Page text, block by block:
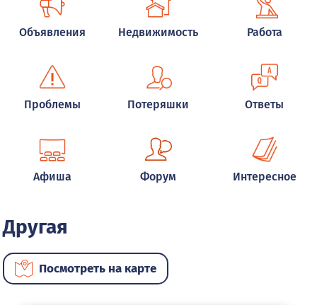
Объявления Недвижимость Работа
Проблемы Потеряшки Ответы
Афиша Форум Интересное
Другая
Посмотреть на карте